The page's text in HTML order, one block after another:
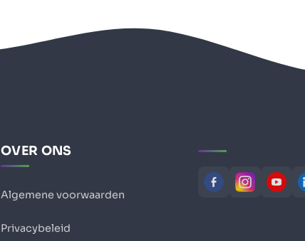
OVER ONS
Algemene voorwaarden
Privacybeleid